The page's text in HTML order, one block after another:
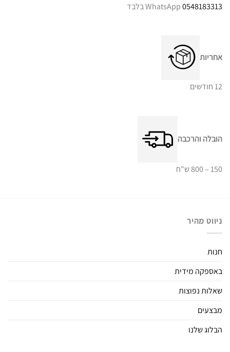
0548183313
אחריות
12 חודשים
הובלה והרכבה
150 – 800 ש"ח
ניווט מהיר
חנות
באספקה מידית
שאלות נפוצות
מבצעים
הבלוג שלנו